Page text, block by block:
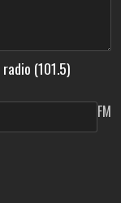
(101.5)
FM